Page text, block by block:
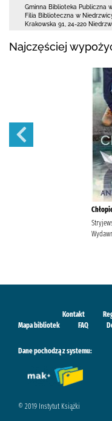
Gminna Biblioteka Publiczna
Filia Biblioteczna w
Krakowska 91
24-220
Najczęściej
Kontakt
Mapa bibliotek
FAQ
Dane pochodzą z systemu:
© 2019 Instytut Książki